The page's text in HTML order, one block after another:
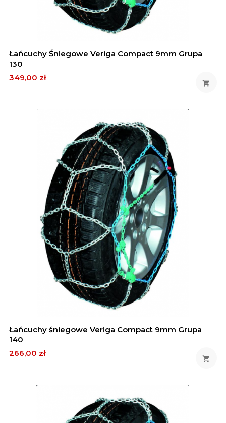
Łańcuchy Śniegowe Veriga Compact 9mm Grupa
130
Cena
349,00 zł

Łańcuchy śniegowe Veriga Compact 9mm Grupa
140
Cena
266,00 zł
